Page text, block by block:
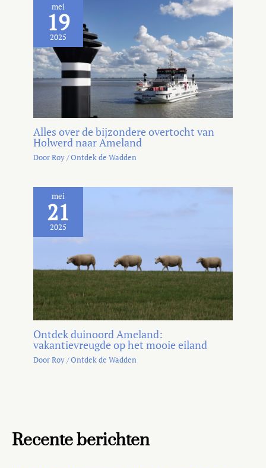
mei
19
2025
Alles over de bijzondere overtocht van
Holwerd naar Ameland
DoorRoy/Ontdek de Wadden
mei
21
2025
Ontdek duinoord Ameland:
vakantievreugde op het mooie eiland
DoorRoy/Ontdek de Wadden
Recente berichten